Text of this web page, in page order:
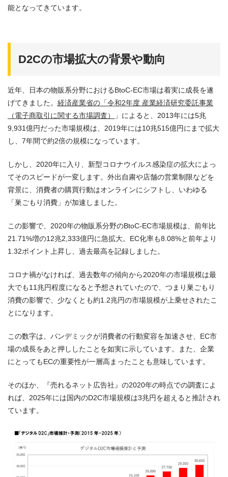
能となってきています。
D2Cの市場拡大の背景や動向
近年、日本の物販系分野におけるBtoC-EC市場は着実に成長を遂
げてきました。 経済産業省の「令和2年度 産業経済研究委託事業
（電子商取引に関する市場調査）
」によると、2013年には5兆
9,931億円だった市場規模は、2019年には10兆515億円にまで拡大
し、7年間で約2倍の規模になっています。
しかし、2020年に入り、新型コロナウイルス感染症の拡大によっ
てそのスピードが一変します。外出自粛や店舗の営業制限などを
背景に、消費者の購買行動はオンラインにシフトし、いわゆる
「巣ごもり消費」が加速しました。
この影響で、2020年の物販系分野のBtoC-EC市場規模は、前年比
21.71%増の12兆2,333億円に急拡大。EC化率も8.08%と前年より
1.32ポイント上昇し、過去最高を記録しました。
コロナ禍がなければ、過去数年の傾向から2020年の市場規模は最
大でも11兆円程度になると予想されていたので、つまり巣ごもり
消費の影響で、少なくとも約1.2兆円の市場規模が上乗せされたこ
とになります。
この数字は、パンデミックが消費者の行動変容を加速させ、EC市
場の成長をあと押ししたことを如実に示しています。また、企業
にとってもECの重要性が一層高まったことも意味しています。
そのほか、『売れるネット広告社』の2020年の時点での調査によ
れば、2025年には国内のD2C市場規模は3兆円を超えると推計され
ています。